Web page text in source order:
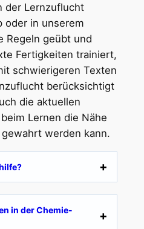
der Lernzuflucht
oder in unserem
Regeln geübt und
Fertigkeiten trainiert,
schwierigeren Texten
berücksichtigt
die aktuellen
Lernen die Nähe
werden kann.
in der Chemie-